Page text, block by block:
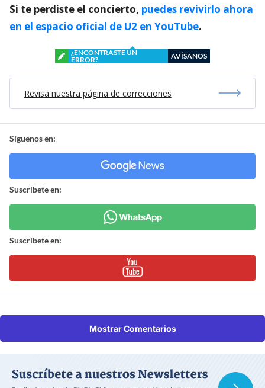
Si te perdiste el concierto, puedes revivirlo ahora
en el espacio oficial de U2 en YouTube.
¿ENCONTRASTE UN
ERROR?
AVÍSANOS
Revisa nuestra página de correcciones
Síguenos en:
Suscríbete en:
Suscríbete en:
Mostrar Comentarios